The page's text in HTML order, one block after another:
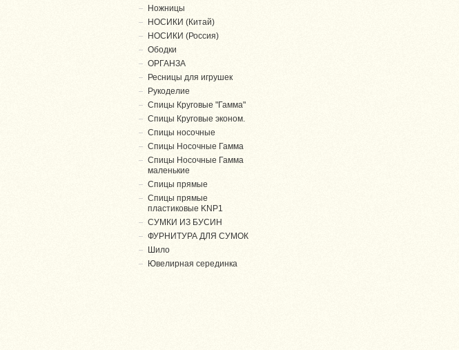
Ножницы
НОСИКИ (Китай)
НОСИКИ (Россия)
Ободки
ОРГАНЗА
Ресницы для игрушек
Рукоделие
Спицы Круговые "Гамма"
Спицы Круговые эконом.
Спицы носочные
Спицы Носочные Гамма
Спицы Носочные Гамма
маленькие
Спицы прямые
Спицы прямые
пластиковые KNP1
СУМКИ ИЗ БУСИН
ФУРНИТУРА ДЛЯ СУМОК
Шило
Ювелирная серединка